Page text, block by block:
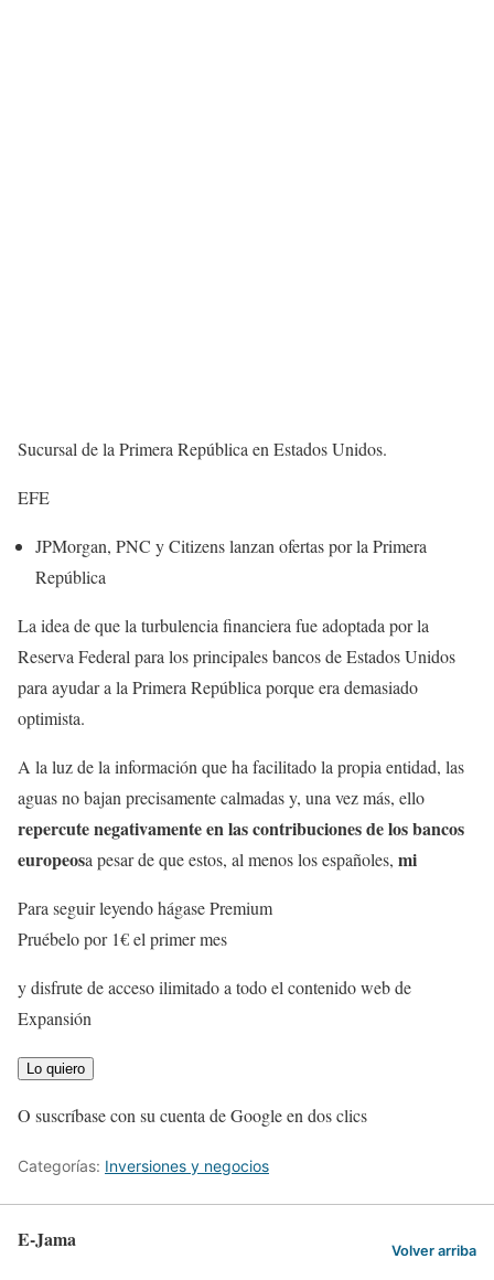
Sucursal de la Primera República en Estados Unidos.
EFE
JPMorgan, PNC y Citizens lanzan ofertas por la Primera
República
La idea de que la turbulencia financiera fue adoptada por la
Reserva Federal para los principales bancos de Estados Unidos
para ayudar a la Primera República porque era demasiado
optimista.
A la luz de la información que ha facilitado la propia entidad, las
aguas no bajan precisamente calmadas y, una vez más, ello
repercute negativamente en las contribuciones de los bancos
europeosa pesar de que estos, al menos los españoles, mi
Para seguir leyendo hágase Premium
Pruébelo por 1€ el primer mes
y disfrute de acceso ilimitado a todo el contenido web de
Expansión
Lo quiero
O suscríbase con su cuenta de Google en dos clics
Categorías: Inversiones y negocios
E-Jama Volver arriba